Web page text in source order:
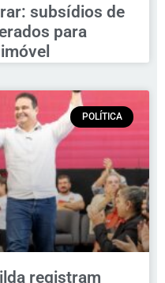
subsídios de
para
POLÍTICA
registram